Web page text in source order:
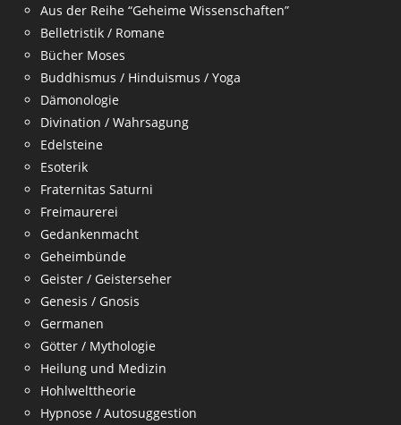
Aus der Reihe “Geheime Wissenschaften”
Belletristik / Romane
Bücher Moses
Buddhismus / Hinduismus / Yoga
Dämonologie
Divination / Wahrsagung
Edelsteine
Esoterik
Fraternitas Saturni
Freimaurerei
Gedankenmacht
Geheimbünde
Geister / Geisterseher
Genesis / Gnosis
Germanen
Götter / Mythologie
Heilung und Medizin
Hohlwelttheorie
Hypnose / Autosuggestion